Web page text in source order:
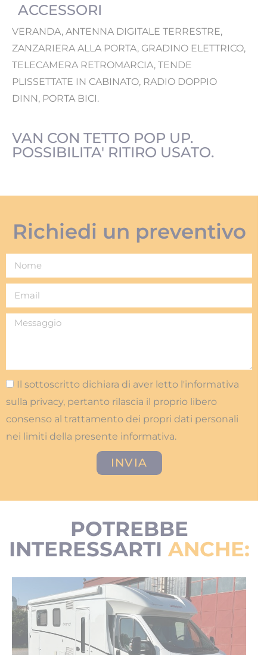
ACCESSORI
VERANDA, ANTENNA DIGITALE TERRESTRE,
ZANZARIERA ALLA PORTA, GRADINO ELETTRICO,
TELECAMERA RETROMARCIA, TENDE
PLISSETTATE IN CABINATO, RADIO DOPPIO
DINN, PORTA BICI.
VAN CON TETTO POP UP.
POSSIBILITA' RITIRO USATO.
Richiedi un preventivo
Il sottoscritto dichiara di aver letto l'informativa
sulla privacy, pertanto rilascia il proprio libero
consenso al trattamento dei propri dati personali
nei limiti della presente informativa.
INVIA
POTREBBE
INTERESSARTI ANCHE: